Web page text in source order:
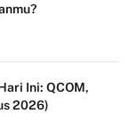
Ini: QCOM,
2026)